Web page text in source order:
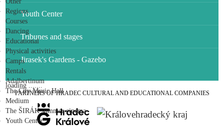
Regions
Courses
Dancing
Educational
Physical activities
Camps
Rentals
Adalbertinum
The City Music Hall
Medium
The ŠIRÁK summer cinema
Youth Center
Youth Center
Tribunes and stages
Jirasek's Gardens - Gazebo
loading .......
PARTNERS OF HRADEC CULTURAL AND EDUCATIONAL COMPANIES